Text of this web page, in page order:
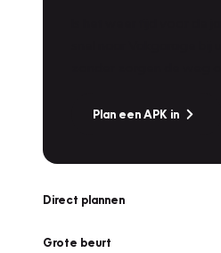
Plan een APK in
Direct plannen
Grote beurt